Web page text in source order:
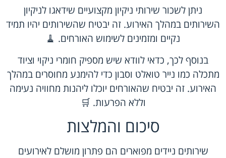
ניתן לשכור שירותי ניקיון מקצועיים שידאגו לניקיון
השירותים במהלך האירוע. זה יבטיח שהשירותים יהיו תמיד
נקיים ומזמינים לשימוש האורחים. 🧹
בנוסף לכך, כדאי לוודא שיש מספיק חומרי ניקוי וציוד
מתכלה כמו נייר טואלט וסבון כדי להימנע מחוסרים במהלך
האירוע. זה יבטיח שהאורחים יוכלו ליהנות מחוויה נעימה
וללא הפרעות. 🛒
סיכום והמלצות
שירותים ניידים מפוארים הם פתרון מושלם לאירועים